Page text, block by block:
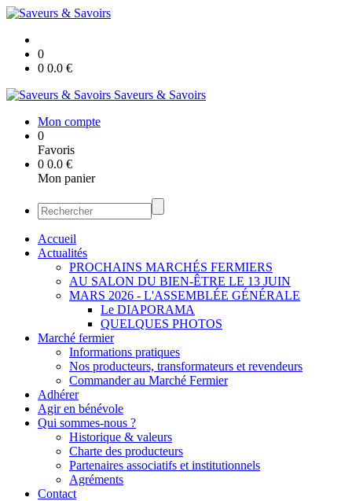
0
0 0.0 €
Saveurs & Savoirs
Mon compte
0
Favoris
0 0.0 €
Mon panier
Accueil
Actualités
PROCHAINS MARCHÉS FERMIERS
AU SALON DU BIEN-ÊTRE LE 13 JUIN
MARS 2026 - L'ASSEMBLÉE GÉNÉRALE
Le DIAPORAMA
QUELQUES PHOTOS
Marché fermier
Informations pratiques
Nos producteurs, transformateurs et revendeurs
Commander au Marché Fermier
Adhérer
Agir en bénévole
Qui sommes-nous ?
Historique & valeurs
Charte des producteurs
Partenaires associatifs et institutionnels
Agréments
Contact